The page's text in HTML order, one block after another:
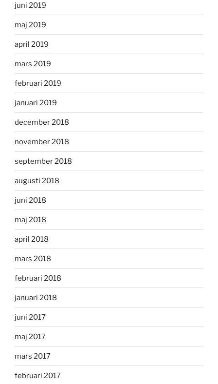
juni 2019
maj 2019
april 2019
mars 2019
februari 2019
januari 2019
december 2018
november 2018
september 2018
augusti 2018
juni 2018
maj 2018
april 2018
mars 2018
februari 2018
januari 2018
juni 2017
maj 2017
mars 2017
februari 2017